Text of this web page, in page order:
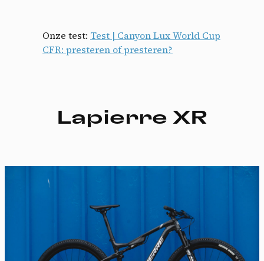
Onze test: Test | Canyon Lux World Cup
CFR: presteren of presteren?
Lapierre XR